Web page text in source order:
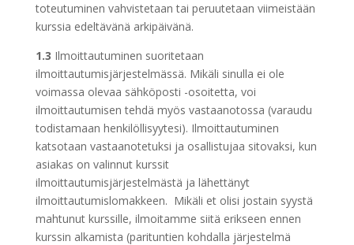
toteutuminen vahvistetaan tai peruutetaan viimeistään
kurssia edeltävänä arkipäivänä.
1.3 Ilmoittautuminen suoritetaan
ilmoittautumisjärjestelmässä. Mikäli sinulla ei ole
voimassa olevaa sähköposti -osoitetta, voi
ilmoittautumisen tehdä myös vastaanotossa (varaudu
todistamaan henkilöllisyytesi). Ilmoittautuminen
katsotaan vastaanotetuksi ja osallistujaa sitovaksi, kun
asiakas on valinnut kurssit
ilmoittautumisjärjestelmästä ja lähettänyt
ilmoittautumislomakkeen. Mikäli et olisi jostain syystä
mahtunut kurssille, ilmoitamme siitä erikseen ennen
kurssin alkamista (parituntien kohdalla järjestelmä